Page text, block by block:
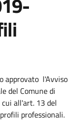
approvato l'Avviso
del Comune di
all'art. 13 del
professionali.